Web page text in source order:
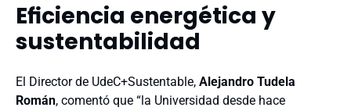
Eficiencia energética y
sustentabilidad
El Director de UdeC+Sustentable, Alejandro Tudela
Román, comentó que “la Universidad desde hace